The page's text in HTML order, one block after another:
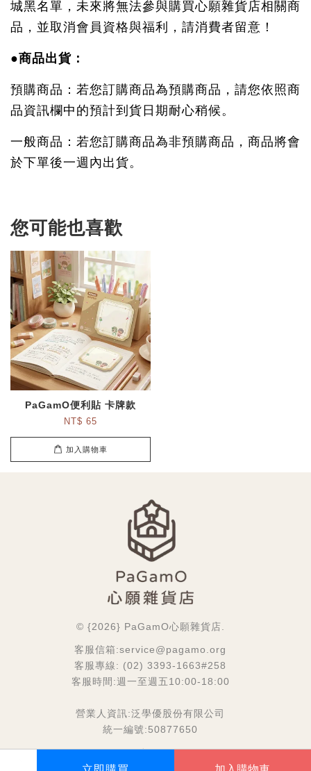
城黑名單，未來將無法參與購買心願雜貨店相關商
品，並取消會員資格與福利，請消費者留意！
●商品出貨：
預購商品：若您訂購商品為預購商品，請您依照商
品資訊欄中的預計到貨日期耐心稍候。
一般商品：若您訂購商品為非預購商品，商品將會
於下單後一週內出貨。
您可能也喜歡
PaGamO便利貼 卡牌款
NT$ 65
加入購物車
© {2026} PaGamO心願雜貨店.
客服信箱:service@pagamo.org
客服專線: (02) 3393-1663#258
客服時間:週一至週五10:00-18:00
營業人資訊:泛學優股份有限公司
統一編號:50877650